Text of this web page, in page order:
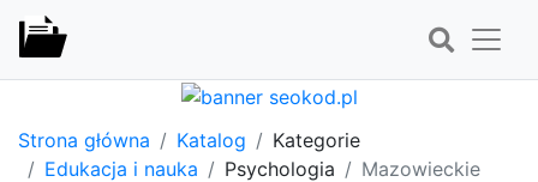
Strona główna Katalog
Kategorie
Edukacja i nauka
Psychologia Mazowieckie